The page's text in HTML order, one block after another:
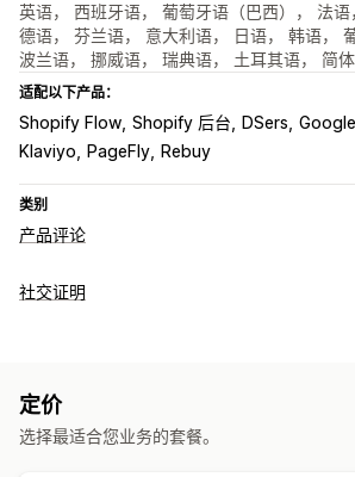
英语， 西班牙语， 葡萄牙语（巴西）， 法语
德语， 芬兰语， 意大利语， 日语， 韩语，
波兰语， 挪威语， 瑞典语， 土耳其语， 简
适配以下产品：
Shopify Flow Shopify 后台 DSers
Klaviyo
PageFly Rebuy
类别
产品评论
展示选项
收集评论的方式
社交证明
定价
选择最适合您业务的套餐。